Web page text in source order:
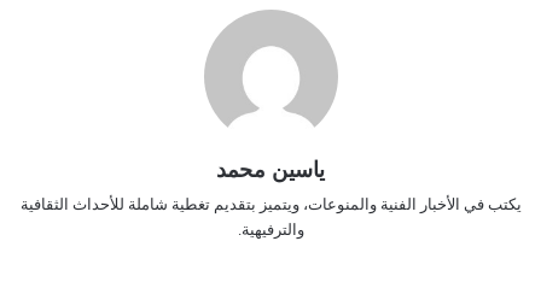
ياسين محمد
يكتب في الأخبار الفنية والمنوعات، ويتميز بتقديم تغطية شاملة للأحداث الثقافية
والترفيهية.